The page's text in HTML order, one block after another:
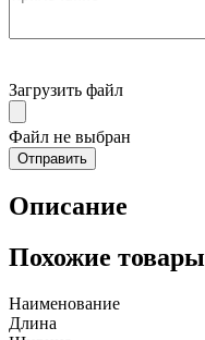
Загрузить файл
Файл не выбран
Описание
Похожие товары
Наименование
Длина